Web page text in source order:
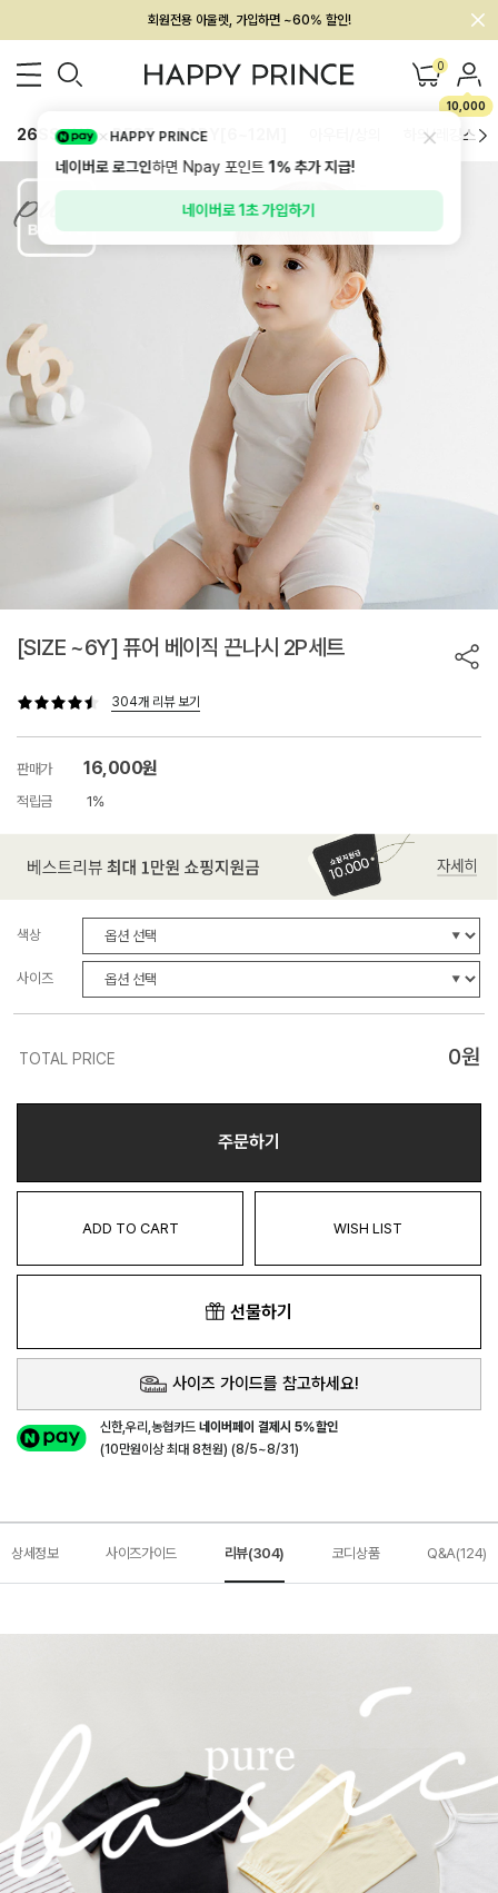
멤버십 최대 28,000원 혜택
0
10,000
26SS 신상 BEST BABY[6~12M] 하의/레깅스
[SIZE ~6Y] 퓨어 베이직 끈나시 2P세트
304개 리뷰 보기
판매가 16,000원
적립금 1%
색상
사이즈
TOTAL PRICE 0원
주문하기
ADD TO CART WISH LIST
선물하기
사이즈 가이드를 참고하세요!
신한,우리,농협카드네이버페이 결제시 5%할인
(10만원이상 최대 8천원) (8/5~8/31)
상세정보 사이즈가이드 리뷰(304) 코디상품 Q&A(124)
HAPPY PRINCE
네이버로 로그인하면 Npay 포인트1%추가 지급!
네이버로 1초 가입하기